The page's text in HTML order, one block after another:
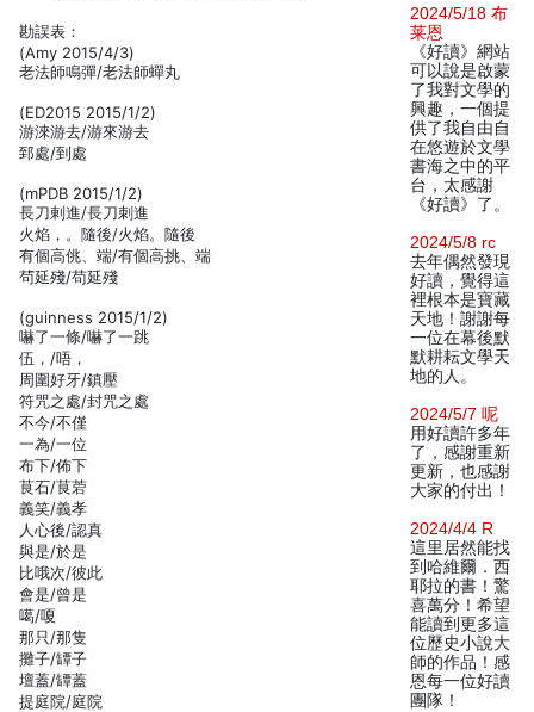
勘誤表：
(Amy 2015/4/3)
老法師鳴彈/老法師蟬丸
(ED2015 2015/1/2)
游淶游去/游來游去
郅處/到處
(mPDB 2015/1/2)
長刀剌進/長刀刺進
火焰，。隨後/火焰。隨後
有個高佻、端/有個高挑、端
茍延殘/苟延殘
(guinness 2015/1/2)
嚇了一條/嚇了一跳
伍，/唔，
周圍好牙/鎮壓
符咒之處/封咒之處
不今/不僅
一為/一位
布下/佈下
茛石/茛菪
義笑/義孝
人心後/認真
與是/於是
比哦次/彼此
會是/曾是
噶/嗄
那只/那隻
攤子/罈子
壇蓋/罈蓋
提庭院/庭院
2024/5/18 布
莱恩
《好讀》網站
可以說是啟蒙
了我對文學的
興趣，一個提
供了我自由自
在悠遊於文學
書海之中的平
台，太感謝
《好讀》了。
2024/5/8 rc
去年偶然發現
好讀，覺得這
裡根本是寶藏
天地！謝謝每
一位在幕後默
默耕耘文學天
地的人。
2024/5/7 呢
用好讀許多年
了，感謝重新
更新，也感謝
大家的付出！
2024/4/4 R
這里居然能找
到哈維爾．西
耶拉的書！驚
喜萬分！希望
能讀到更多這
位歷史小說大
師的作品！感
恩每一位好讀
團隊！